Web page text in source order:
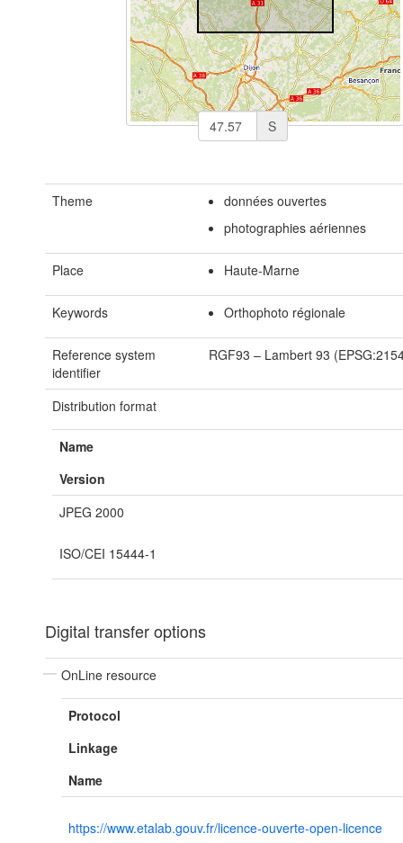
S
Theme
données ouvertes
photographies aériennes
Place Haute-Marne
Keywords Orthophoto régionale
Reference system
identifier
RGF93 – Lambert 93
Distribution format
Name
Version
JPEG 2000
ISO/CEI 15444-1
Digital transfer options
OnLine resource
Protocol
Linkage
Name
https://www.etalab.gouv.fr/licence-ouverte-open-licence